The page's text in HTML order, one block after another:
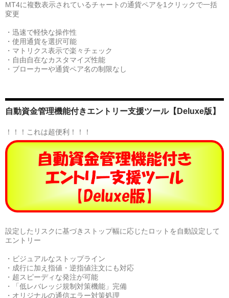
MT4に複数表示されているチャートの通貨ペアを1クリックで一括
変更
・迅速で軽快な操作性
・使用通貨を選択可能
・マトリクス表示で楽々チェック
・自由自在なカスタマイズ性能
・ブローカーや通貨ペア名の制限なし
自動資金管理機能付きエントリー支援ツール【Deluxe版】
！！！これは超便利！！！
設定したリスクに基づきストップ幅に応じたロットを自動設定して
エントリー
・ビジュアルなストップライン
・成行に加え指値・逆指値注文にも対応
・超スピーディな発注が可能
・「低レバレッジ規制対策機能」完備
・オリジナルの通信エラー対策処理